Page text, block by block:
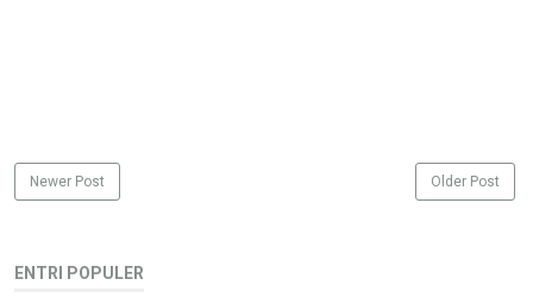
Newer Post Older Post
ENTRI POPULER